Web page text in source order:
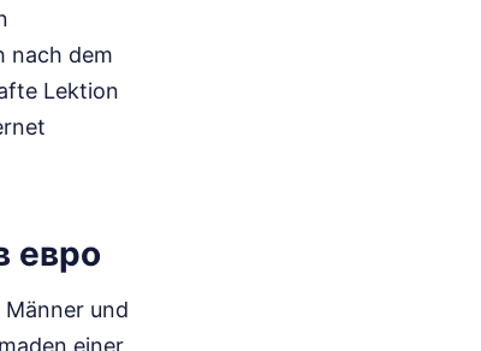
nach dem
Lektion
евро
und
einer